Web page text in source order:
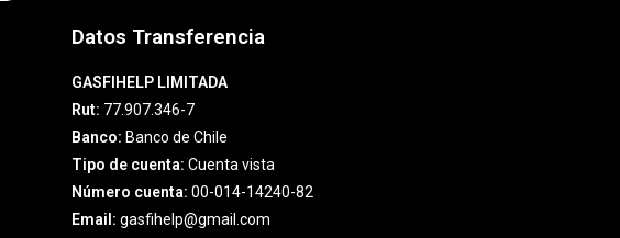
Datos Transferencia
GASFIHELP LIMITADA
Rut: 77.907.346-7
Banco: Banco de Chile
Tipo de cuenta: Cuenta vista
Número cuenta: 00-014-14240-82
Email: gasfihelp@gmail.com